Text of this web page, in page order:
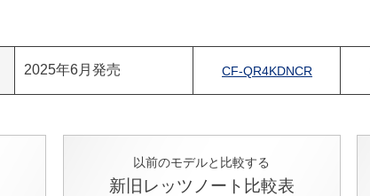
2025年6月発売 CF-QR4KDNCR
以前のモデルと比較する
新旧レッツノート比較表